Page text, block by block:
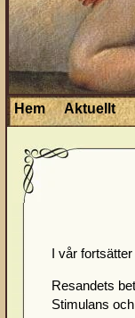
Hem Aktuellt
I vår
Resandets
Stimulans